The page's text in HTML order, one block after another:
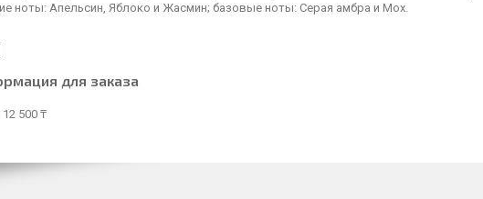
ноты: Апельсин, Яблоко и Жасмин; базовые ноты: Серая амбра и Мох.
для заказа
12 500 ₸